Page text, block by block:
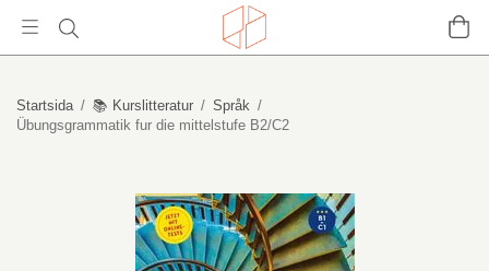
Startsida / 📚 Kurslitteratur / Språk /
Übungsgrammatik fur die mittelstufe B2/C2